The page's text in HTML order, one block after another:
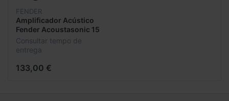
FENDER
Amplificador Acústico
Fender Acoustasonic 15
Consultar tempo de
entrega
133,00 €